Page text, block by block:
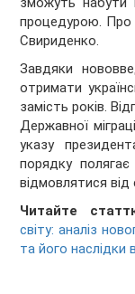
процедурою. Про
Свириденко.
Завдяки
отримати
замість років.
Державної
указу
порядку
відмовлятися
Читайте
світу: аналіз
та його наслідки